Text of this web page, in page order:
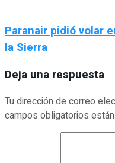
Paranair pidió volar
la Sierra
Deja una respuesta
Tu dirección de correo
campos obligatorios